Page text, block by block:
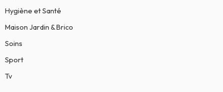
Hygiène et Santé
Maison Jardin & Brico
Soins
Sport
Tv